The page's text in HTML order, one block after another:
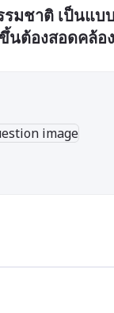
มชาติ เป็นแบ
นต้องสอดคล้